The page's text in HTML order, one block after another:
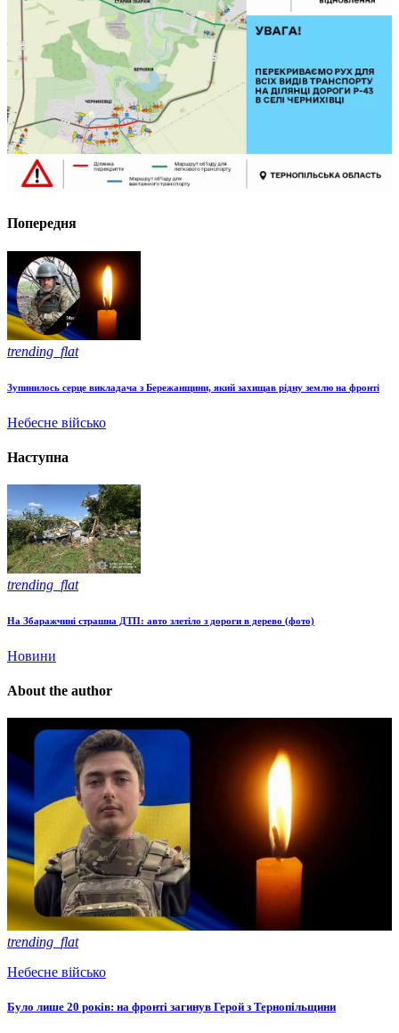
Попередня
trending_flat
Зупинилось серце викладача з Бережанщини, який захищав рідну землю на фронті
Небесне військо
Наступна
trending_flat
На Збаражчині страшна ДТП: авто злетіло з дороги в дерево (фото)
Новини
About the author
trending_flat
Небесне військо
Було лише 20 років: на фронті загинув Герой з Тернопільщини